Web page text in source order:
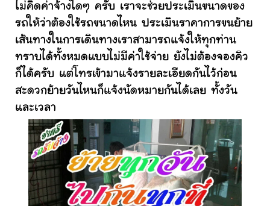
ไม่คิดค่าจ้างใดๆ ครับ เราจะช่วยประเมินขนาดของ
รถให้ว่าต้องใช้รถขนาดไหน ประเมินราคาการขนย้าย
เส้นทางในการเดินทางเราสามารถแจ้งให้ทุกท่าน
ทราบได้ทั้งหมดแบบไม่มีค่าใช้จ่าย ยังไม่ต้องจองคิว
ก็ได้ครับ แต่โทรเข้ามาแจ้งรายละเอียดกันไว้ก่อน
สะดวกย้ายวันไหนก็แจ้งนัดหมายกันได้เลย ทั้งวัน
และเวลา